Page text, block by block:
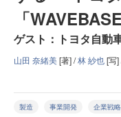
「
ゲスト：トヨタ自動
山田 奈緒美[著] /林 紗也[写]
製造 事業開発 企業戦略